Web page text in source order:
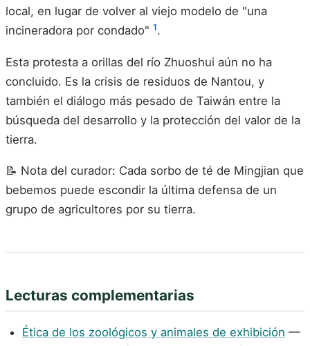
local, en lugar de volver al viejo modelo de "una
incineradora por condado" 1.
Esta protesta a orillas del río Zhuoshui aún no ha
concluido. Es la crisis de residuos de Nantou, y
también el diálogo más pesado de Taiwán entre la
búsqueda del desarrollo y la protección del valor de la
tierra.
📝 Nota del curador: Cada sorbo de té de Mingjian que
bebemos puede escondir la última defensa de un
grupo de agricultores por su tierra.
Lecturas complementarias
Ética de los zoológicos y animales de exhibición —